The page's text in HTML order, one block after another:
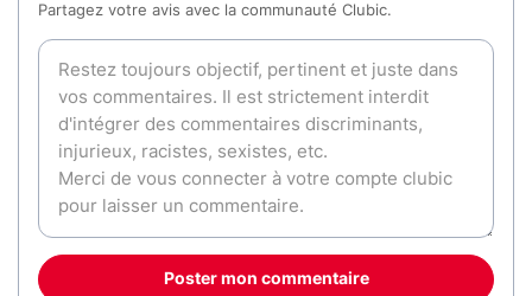
Partagez votre avis avec la communauté Clubic.
Poster mon commentaire